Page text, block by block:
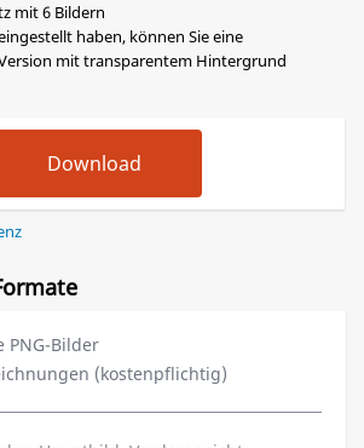
mit 6 Bildern
haben, können Sie eine
mit transparentem Hintergrund
PNG-Bilder
(kostenpflichtig)